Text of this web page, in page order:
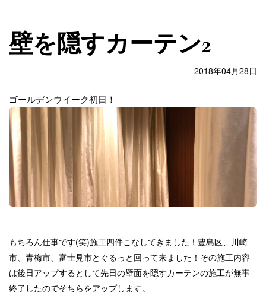
壁を隠すカーテン2
2018年04月28日
ゴールデンウイーク初日！
もちろん仕事です(笑)施工四件こなしてきました！豊島区、川崎
市、青梅市、富士見市とぐるっと回って来ました！その施工内容
は後日アップするとして先日の壁面を隠すカーテンの施工が無事
終了したのでそちらをアップします。